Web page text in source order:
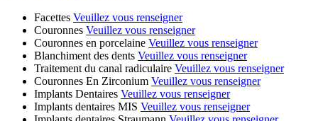
Facettes Veuillez vous renseigner
Couronnes Veuillez vous renseigner
Couronnes en porcelaine Veuillez vous renseigner
Blanchiment des dents Veuillez vous renseigner
Traitement du canal radiculaire Veuillez vous renseigner
Couronnes En Zirconium Veuillez vous renseigner
Implants Dentaires Veuillez vous renseigner
Implants dentaires MIS Veuillez vous renseigner